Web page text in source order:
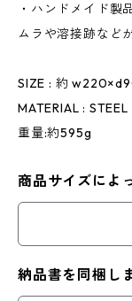
・ハンドメイド製
ムラや溶接跡など
SIZE : 約
MATERIAL : STEEL
重量:約595g
商品サイズによ
納品書を同梱し